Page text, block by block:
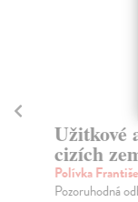
Užitkové
cizích
Polívka
Pozoruhodná